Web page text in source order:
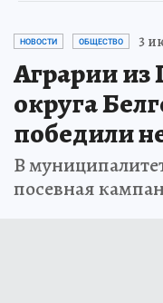
НОВОСТИ ОБЩЕСТВО 3
Аграрии из
округа
победили
В
посевная